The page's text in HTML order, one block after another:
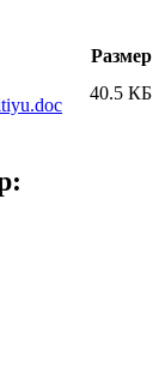
Размер
40.5 КБ